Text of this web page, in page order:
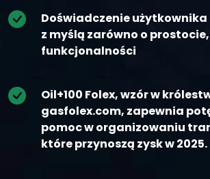
Doświadczenie
z myślą zarówno o
funkcjonalności
Oil+100 Folex, wzór w
gasfolex.com, zapewnia
pomoc w organizowaniu
które przynoszą zysk w 2025.